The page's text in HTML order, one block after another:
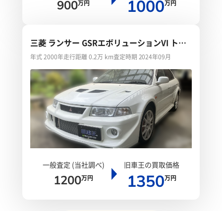
900万円 1000万円
三菱 ランサー GSRエボリューションVI トミ
ーマキネンエディション
年式 2000年走行距離 0.2万 km査定時期 2024年09月
一般査定 (当社調べ)
1200万円
旧車王の買取価格
1350万円